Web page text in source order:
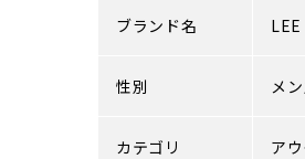
ブランド名 LEE
性別 メ
カテゴリ ア